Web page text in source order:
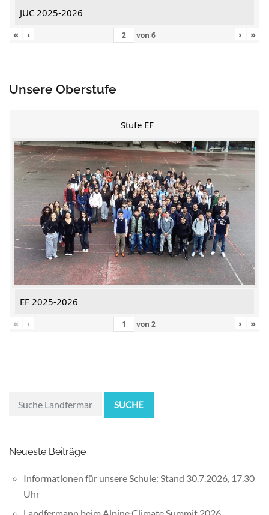
JUC 2025-2026
«
‹ von 6 › »
Unsere Oberstufe
Stufe EF
EF 2025-2026
«
‹ von 2 › »
SUCHE
Neueste Beiträge
Informationen für unsere Schule: Stand 30.7.2026, 17.30
Uhr